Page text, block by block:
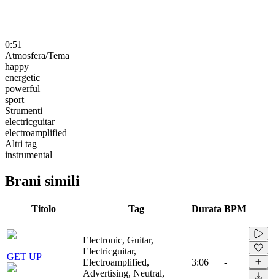
0:51
Atmosfera/Tema
happy
energetic
powerful
sport
Strumenti
electricguitar
electroamplified
Altri tag
instrumental
Brani simili
Titolo Tag Durata BPM
GET UP
Electronic, Guitar,
Electricguitar,
Electroamplified,
Advertising, Neutral,
3:06 -